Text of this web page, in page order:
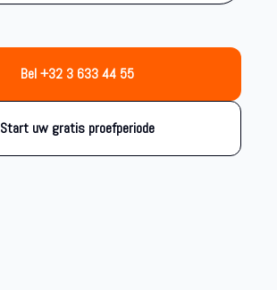
Bel +32 3 633 44 55
Start uw gratis proefperiode